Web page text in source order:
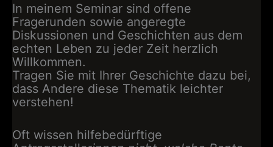
In meinem Seminar sind offene
Fragerunden sowie angeregte
Diskussionen und Geschichten aus dem
echten Leben zu jeder Zeit herzlich
Willkommen.
Tragen Sie mit Ihrer Geschichte dazu bei,
dass Andere diese Thematik leichter
verstehen!
Oft wissen hilfebedürftige